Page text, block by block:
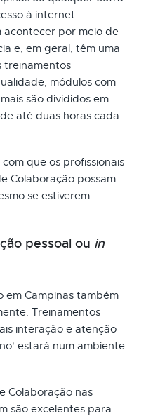
à internet.
acontecer por meio de
e, em geral, têm uma
treinamentos
módulos com
são divididos em
até duas horas cada
que os profissionais
Colaboração possam
se estiverem
pessoal ou in
em Campinas também
Treinamentos
interação e atenção
estará num ambiente
Colaboração nas
são excelentes para